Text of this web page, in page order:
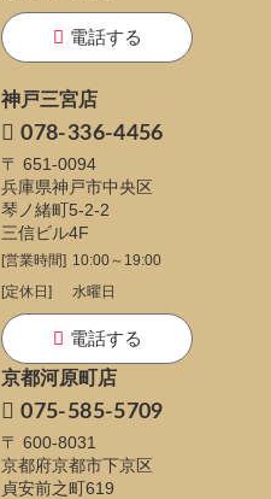
電話する
神戸三宮店
078-336-4456
〒 651-0094
兵庫県神戸市中央区
琴ノ緒町5-2-2
三信ビル4F
[営業時間] 10:00～19:00
[定休日]
水曜日
電話する
京都河原町店
075-585-5709
〒 600-8031
京都府京都市下京区
貞安前之町619